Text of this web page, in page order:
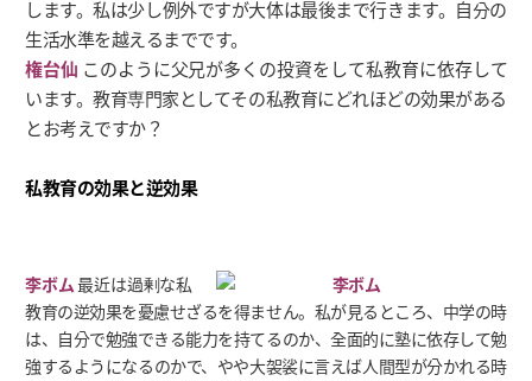
します。私は少し例外ですが大体は最後まで行きます。自分の
生活水準を越えるまでです。
権台仙 このように父兄が多くの投資をして私教育に依存して
います。教育専門家としてその私教育にどれほどの効果がある
とお考えですか？
私教育の効果と逆効果
李ボム最近は過剰な私
教育の逆効果を憂慮せざるを得ません。私が見るところ、中学の時
は、自分で勉強できる能力を持てるのか、全面的に塾に依存して勉
強するようになるのかで、やや大袈裟に言えば人間型が分かれる時